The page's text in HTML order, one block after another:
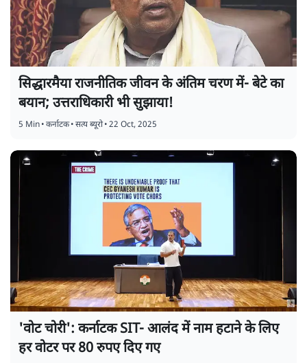
सिद्धारमैया राजनीतिक जीवन के अंतिम चरण में- बेटे का
बयान; उत्तराधिकारी भी सुझाया!
5 Min•कर्नाटक•सत्य ब्यूरो•22 Oct, 2025
'वोट चोरी': कर्नाटक SIT- आलंद में नाम हटाने के लिए
हर वोटर पर 80 रुपए दिए गए